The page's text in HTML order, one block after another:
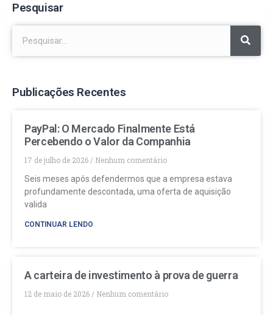
Pesquisar
Publicações Recentes
PayPal: O Mercado Finalmente Está
Percebendo o Valor da Companhia
17 de julho de 2026
Nenhum comentário
Seis meses após defendermos que a empresa estava
profundamente descontada, uma oferta de aquisição
valida
CONTINUAR LENDO
A carteira de investimento à prova de guerra
12 de maio de 2026 Nenhum comentário